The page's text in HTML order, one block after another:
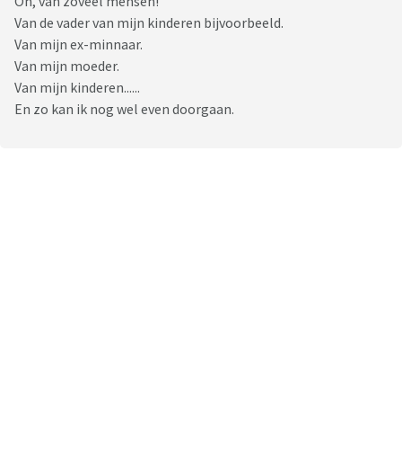
Van de vader van mijn kinderen bijvoorbeeld.
Van mijn ex-minnaar.
Van mijn moeder.
Van mijn kinderen......
En zo kan ik nog wel even doorgaan.